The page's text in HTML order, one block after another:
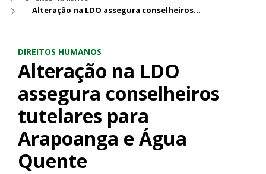
Alteração na LDO assegura conselheiros tutelares para Arapoanga e Água Quente
DIREITOS HUMANOS
Alteração na LDO
assegura conselheiros
tutelares para
Arapoanga e Água
Quente